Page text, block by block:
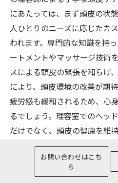
にあたっては、まず頭皮の状
人ひとりのニーズに応じたカ
われます。専門的な知識を持
ートメントやマッサージ技術
スによる頭皮の緊張を和らげ
により、頭皮環境の改善が期
疲労感も緩和されるため、心
るでしょう。理容室でのヘッ
だけでなく、頭皮の健康を維
して認識されています。
高崎市で体験するヘッドス
お問い合わせはこち
ら